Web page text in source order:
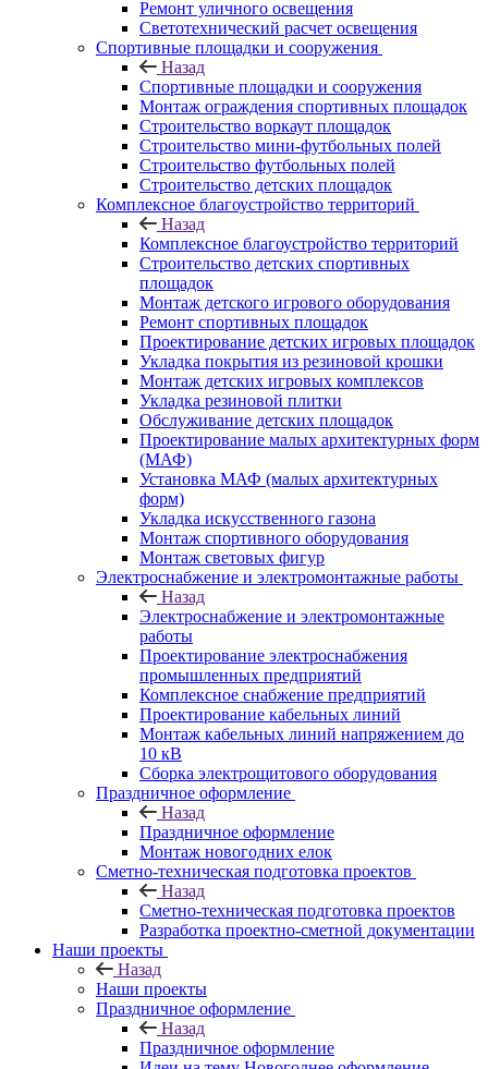
Ремонт уличного освещения
Светотехнический расчет освещения
Спортивные площадки и сооружения
Назад
Спортивные площадки и сооружения
Монтаж ограждения спортивных площадок
Строительство воркаут площадок
Строительство мини-футбольных полей
Строительство футбольных полей
Строительство детских площадок
Комплексное благоустройство территорий
Назад
Комплексное благоустройство территорий
Строительство детских спортивных
площадок
Монтаж детского игрового оборудования
Ремонт спортивных площадок
Проектирование детских игровых площадок
Укладка покрытия из резиновой крошки
Монтаж детских игровых комплексов
Укладка резиновой плитки
Обслуживание детских площадок
Проектирование малых архитектурных форм
(МАФ)
Установка МАФ (малых архитектурных
форм)
Укладка искусственного газона
Монтаж спортивного оборудования
Монтаж световых фигур
Электроснабжение и электромонтажные работы
Назад
Электроснабжение и электромонтажные
работы
Проектирование электроснабжения
промышленных предприятий
Комплексное снабжение предприятий
Проектирование кабельных линий
Монтаж кабельных линий напряжением до
10 кВ
Сборка электрощитового оборудования
Праздничное оформление
Назад
Праздничное оформление
Монтаж новогодних елок
Сметно-техническая подготовка проектов
Назад
Сметно-техническая подготовка проектов
Разработка проектно-сметной документации
Наши проекты
Назад
Наши проекты
Праздничное оформление
Назад
Праздничное оформление